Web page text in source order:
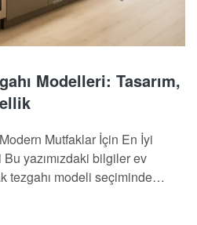
Modelleri: Tasarım,
Mutfaklar İçin En İyi
yazımızdaki bilgiler ev
tezgahı modeli seçiminde
değineceğiz. Bu nedenle,